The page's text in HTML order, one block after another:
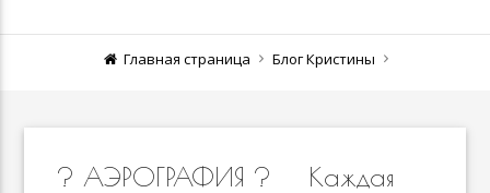
Главная страница Блог Кристины
? АЭРОГРАФИЯ ? ⠀ Каждая